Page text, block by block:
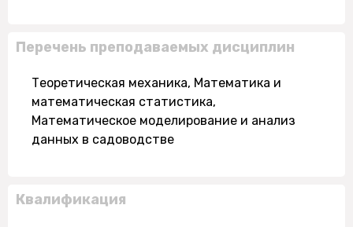
Перечень преподаваемых дисциплин
Теоретическая механика, Математика и
математическая статистика,
Математическое моделирование и анализ
данных в садоводстве
Квалификация